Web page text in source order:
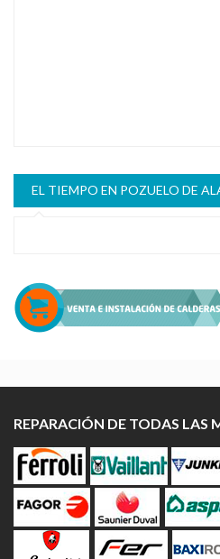
EL TIEMPO EN POZUELO DE
REPARACIÓN DE TODAS LAS